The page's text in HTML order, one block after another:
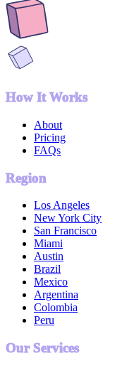
How It Works
About
Pricing
FAQs
Region
Los Angeles
New York City
San Francisco
Miami
Austin
Brazil
Mexico
Argentina
Colombia
Peru
Our Services